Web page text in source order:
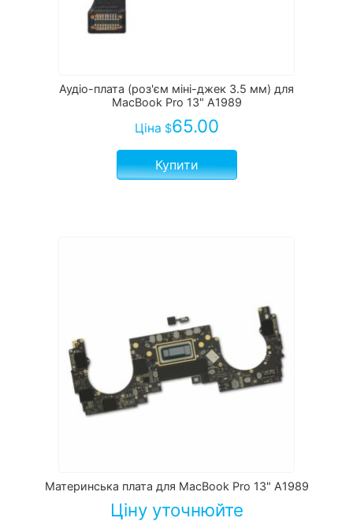
Аудіо-плата (роз'єм міні-джек 3.5 мм) для
MacBook Pro 13" A1989
Ціна $65.00
Купити
Материнська плата для MacBook Pro 13" A1989
Ціну уточнюйте